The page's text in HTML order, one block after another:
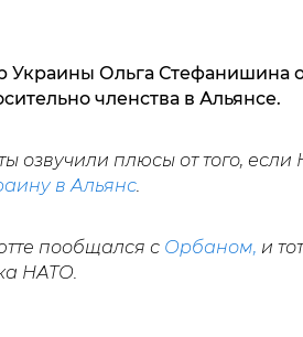
Украины Ольга Стефанишина
членства в Альянсе.
озвучили плюсы от того,
в Альянс.
пообщался с Орбаном, и
НАТО.